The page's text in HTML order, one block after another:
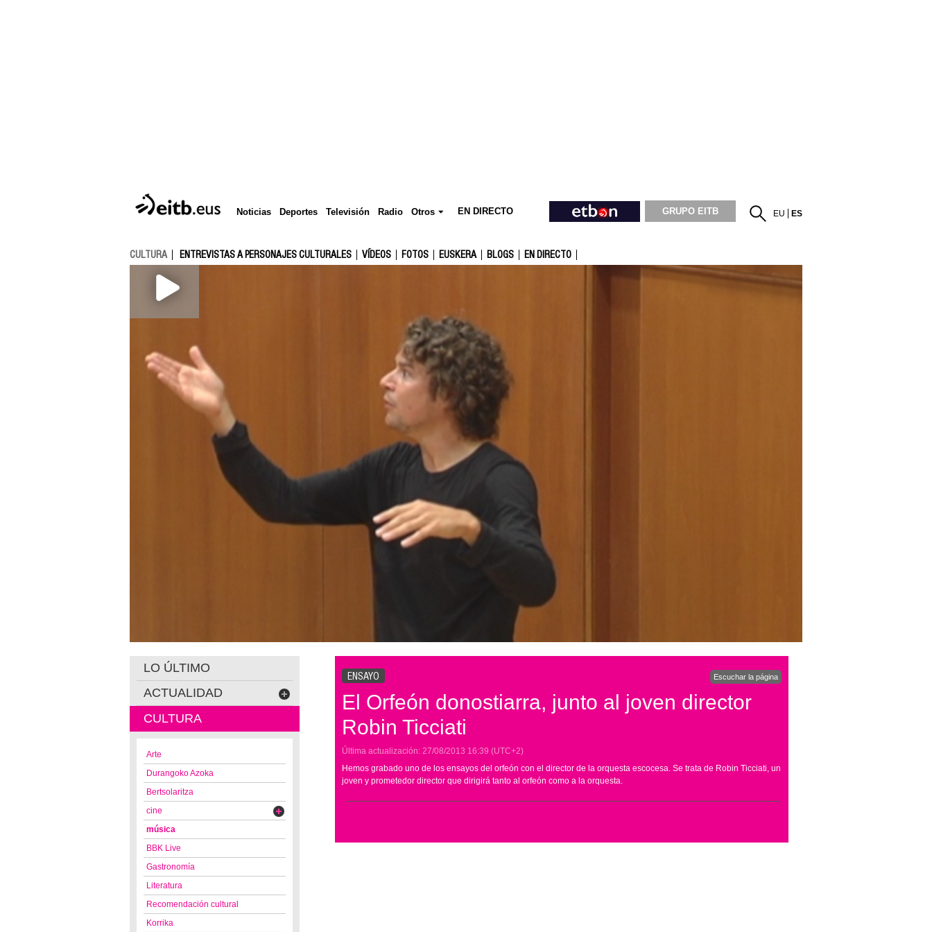
Noticias Deportes Televisión Radio Otros EN DIRECTO GRUPO EITB EU ES
CULTURA ENTREVISTAS A PERSONAJES CULTURALES VÍDEOS FOTOS EUSKERA BLOGS EN DIRECTO
ENSAYO Escuchar la página
El Orfeón donostiarra, junto al joven director
Robin Ticciati
Última actualización: 27/08/2013 16:39 (UTC+2)
Hemos grabado uno de los ensayos del orfeón con el director de la orquesta escocesa. Se trata de Robin Ticciati, un
joven y prometedor director que dirigirá tanto al orfeón como a la orquesta.
LO ÚLTIMO
ACTUALIDAD
CULTURA
Arte
Durangoko Azoka
Bertsolaritza
cine
música
BBK Live
Gastronomía
Literatura
Recomendación cultural
Korrika